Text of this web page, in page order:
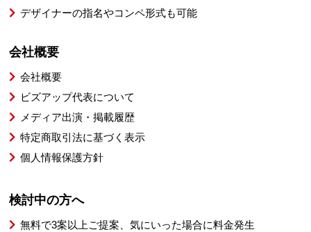
デザイナーの指名やコンペ形式も可能
会社概要
会社概要
ビズアップ代表について
メディア出演・掲載履歴
特定商取引法に基づく表示
個人情報保護方針
検討中の方へ
無料で3案以上ご提案、気にいった場合に料金発生